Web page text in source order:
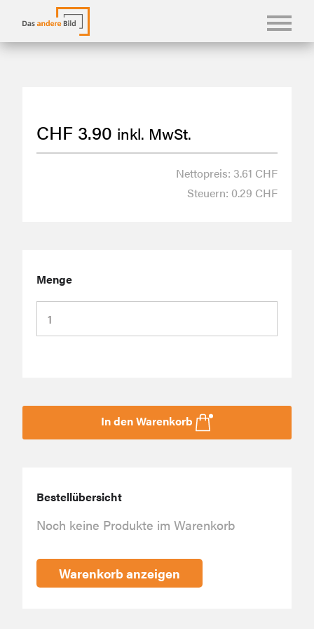
KASUALIEN & KARTEN
ÜBER UNS
CHF 3.90 inkl. MwSt.
Nettopreis: 3.61 CHF
Steuern: 0.29 CHF
Menge
In den Warenkorb
Bestellübersicht
Noch keine Produkte im Warenkorb
Warenkorb anzeigen